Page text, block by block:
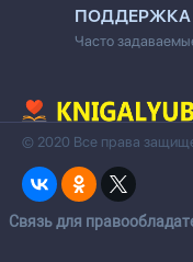
ПОДДЕРЖКА
Часто
© 2020 Все права
Cвязь для